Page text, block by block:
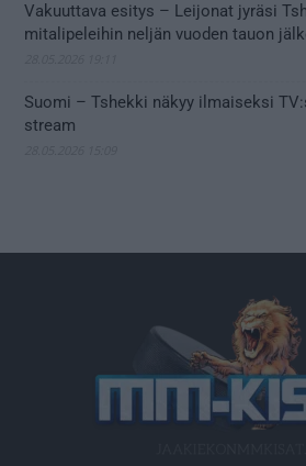
Vakuuttava esitys – Leijonat jyräsi
mitalipeleihin neljän vuoden tauon
Suomi – Tshekki näkyy ilmaiseksi
stream